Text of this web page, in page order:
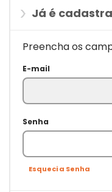
Já é
Preencha os
E-mail
Senha
Esqueci a Senha